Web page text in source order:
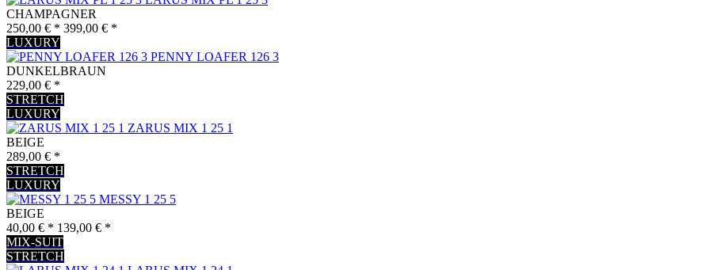
CHAMPAGNER
250,00 € * 399,00 € *
LUXURY
PENNY LOAFER 126 3
DUNKELBRAUN
229,00 € *
STRETCH
LUXURY
ZARUS MIX 1 25 1
BEIGE
289,00 € *
STRETCH
LUXURY
MESSY 1 25 5
BEIGE
40,00 € * 139,00 € *
MIX-SUIT
STRETCH